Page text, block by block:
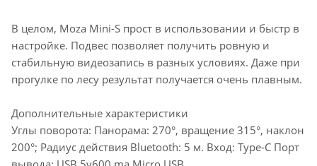
В целом, Moza Mini-S прост в использовании и быстр в
настройке. Подвес позволяет получить ровную и
стабильную видеозапись в разных условиях. Даже при
прогулке по лесу результат получается очень плавным.
Дополнительные характеристики
Углы поворота: Панорама: 270°, вращение 315°, наклон
200°; Радиус действия Bluetooth: 5 м. Вход: Type-C Порт